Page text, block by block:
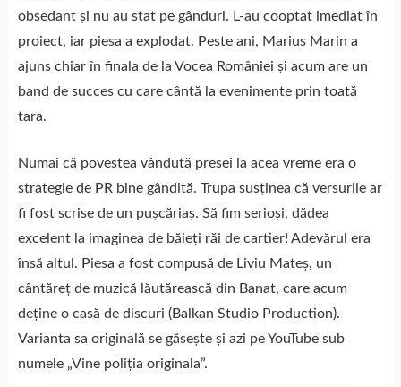
obsedant și nu au stat pe gânduri. L-au cooptat imediat în
proiect, iar piesa a explodat. Peste ani, Marius Marin a
ajuns chiar în finala de la Vocea României și acum are un
band de succes cu care cântă la evenimente prin toată
țara.
Numai că povestea vândută presei la acea vreme era o
strategie de PR bine gândită. Trupa susținea că versurile ar
fi fost scrise de un pușcăriaș. Să fim serioși, dădea
excelent la imaginea de băieți răi de cartier! Adevărul era
însă altul. Piesa a fost compusă de Liviu Mateș, un
cântăreț de muzică lăutărească din Banat, care acum
deține o casă de discuri (Balkan Studio Production).
Varianta sa originală se găsește și azi pe YouTube sub
numele „Vine poliția originala”.